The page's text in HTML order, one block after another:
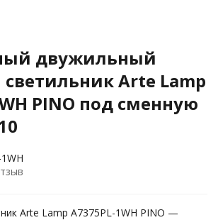
двужильный
Arte Lamp
PINO под сменную
Arte Lamp A7375PL-1WH PINO —